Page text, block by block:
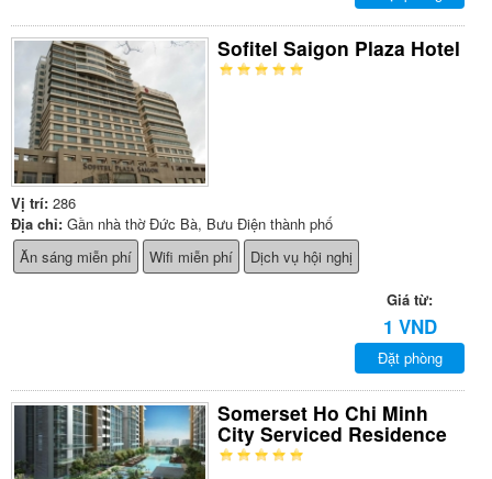
Sofitel Saigon Plaza Hotel
Vị trí: 286
Địa chỉ: Gần nhà thờ Đức Bà, Bưu Điện thành phố
Ăn sáng miễn phí
Wifi miễn phí Dịch vụ hội nghị
Giá từ:
1 VND
Đặt phòng
Somerset Ho Chi Minh
City Serviced Residence